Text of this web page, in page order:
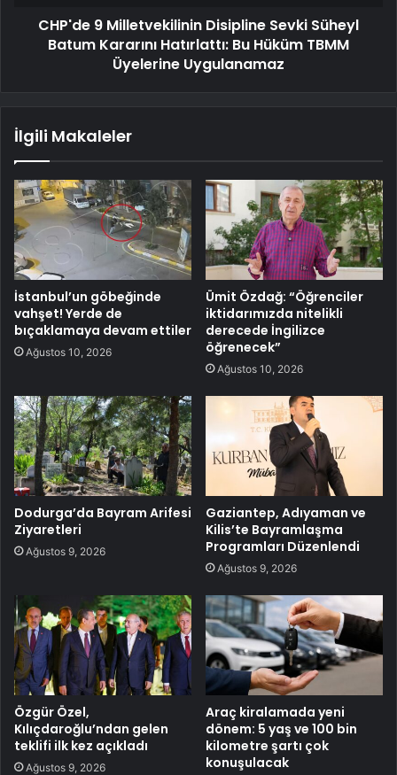
CHP'de 9 Milletvekilinin Disipline Sevki Süheyl
Batum Kararını Hatırlattı: Bu Hüküm TBMM
Üyelerine Uygulanamaz
İlgili Makaleler
İstanbul’un göbeğinde
vahşet! Yerde de
bıçaklamaya devam ettiler
Ağustos 10, 2026
Ümit Özdağ: “Öğrenciler
iktidarımızda nitelikli
derecede İngilizce
öğrenecek”
Ağustos 10, 2026
Dodurga’da Bayram Arifesi
Ziyaretleri
Ağustos 9, 2026
Gaziantep, Adıyaman ve
Kilis’te Bayramlaşma
Programları Düzenlendi
Ağustos 9, 2026
Özgür Özel,
Kılıçdaroğlu’ndan gelen
teklifi ilk kez açıkladı
Ağustos 9, 2026
Araç kiralamada yeni
dönem: 5 yaş ve 100 bin
kilometre şartı çok
konuşulacak